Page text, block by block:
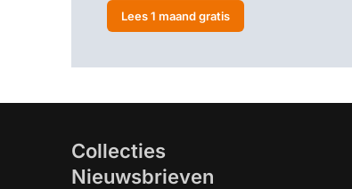
Lees 1 maand gratis
Collecties
Nieuwsbrieven